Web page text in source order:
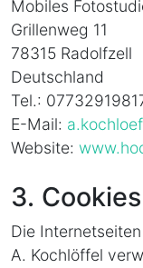
Mobiles
Grillenweg 11
78315 Radolfzell
Deutschland
Tel.:
E-Mail:
Website:
3. Cookies
Die
A. Kochlöffel